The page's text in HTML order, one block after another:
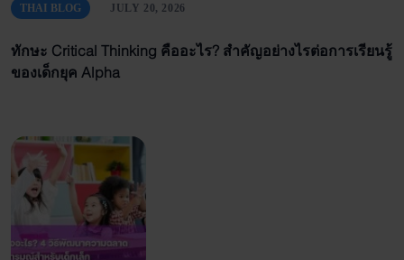
THAI BLOG JULY 20, 2026
ทักษะ Critical Thinking คืออะไร? สำคัญอย่างไรต่อการเรียนรู้
ของเด็กยุค Alpha